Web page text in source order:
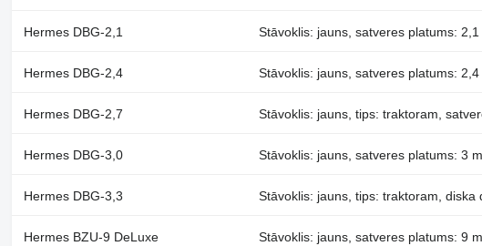
Hermes DBG-2,1 Stāvoklis: jauns, satveres platums:
Hermes DBG-2,4 Stāvoklis: jauns, satveres platums:
Hermes DBG-2,7 Stāvoklis: jauns, tips: traktoram,
Hermes DBG-3,0 Stāvoklis: jauns, satveres platums: 3
Hermes DBG-3,3 Stāvoklis: jauns, tips: traktoram,
Hermes BZU-9 DeLuxe Stāvoklis: jauns, satveres platums: 9 m